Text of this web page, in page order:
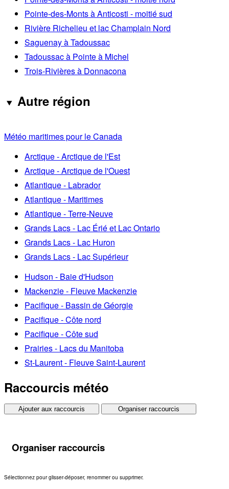
Pointe-des-Monts à Anticosti - moitié sud
Rivière Richelieu et lac Champlain Nord
Saguenay à Tadoussac
Tadoussac à Pointe à Michel
Trois-Rivières à Donnacona
Autre région
Météo maritimes pour le Canada
Arctique - Arctique de l'Est
Arctique - Arctique de l'Ouest
Atlantique - Labrador
Atlantique - Maritimes
Atlantique - Terre-Neuve
Grands Lacs - Lac Érié et Lac Ontario
Grands Lacs - Lac Huron
Grands Lacs - Lac Supérieur
Hudson - Baie d'Hudson
Mackenzie - Fleuve Mackenzie
Pacifique - Bassin de Géorgie
Pacifique - Côte nord
Pacifique - Côte sud
Prairies - Lacs du Manitoba
St-Laurent - Fleuve Saint-Laurent
Raccourcis météo
Ajouter aux raccourcis Organiser raccourcis
Organiser raccourcis
Sélectionnez pour glisser-déposer, renommer ou supprimer.